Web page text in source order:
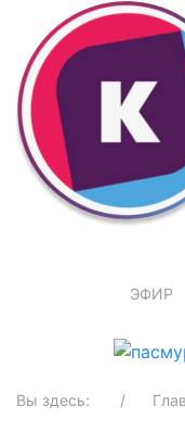
ЭФИР
Вы здесь: